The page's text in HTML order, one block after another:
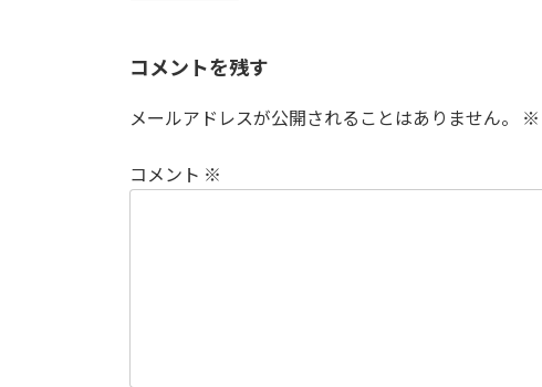
コメントを残す
メールアドレスが公開されることはありません。 ※
コメント ※